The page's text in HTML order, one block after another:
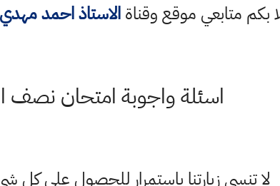
بكم متابعي موقع وقناةالاستاذ احمد
اسئلة واجوبة امتحان نصف
لا تنسى زيارتنا باستمرار للحصول على